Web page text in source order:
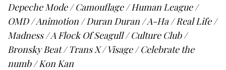
Depeche Mode / Camouflage / Human League /
OMD / Animotion / Duran Duran / A-Ha / Real Life /
Madness / A Flock Of Seagull / Culture Club /
Bronsky Beat / Trans X / Visage / Celebrate the
numb / Kon Kan